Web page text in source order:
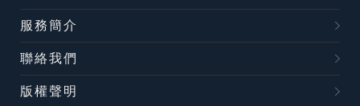
服務簡介
聯絡我們
版權聲明